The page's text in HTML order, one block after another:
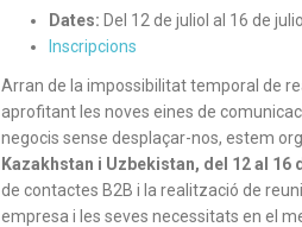
Dates: Del 12 de juliol al 16 de
Inscripcions
Arran de la impossibilitat temporal de
aprofitant les noves eines de
negocis sense desplaçar-nos, estem
Kazakhstan i Uzbekistan, del 12 al 16
de contactes B2B i la realització de
empresa i les seves necessitats en el